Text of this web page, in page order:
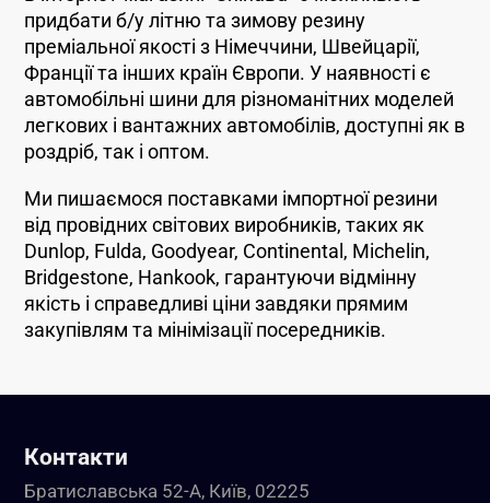
придбати б/у літню та зимову резину
преміальної якості з Німеччини, Швейцарії,
Франції та інших країн Європи. У наявності є
автомобільні шини для різноманітних моделей
легкових і вантажних автомобілів, доступні як в
роздріб, так і оптом.
Ми пишаємося поставками імпортної резини
від провідних світових виробників, таких як
Dunlop, Fulda, Goodyear, Continental, Michelin,
Bridgestone, Hankook, гарантуючи відмінну
якість і справедливі ціни завдяки прямим
закупівлям та мінімізації посередників.
Контакти
Братиславська 52-А, Київ, 02225